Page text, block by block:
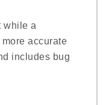
while a
accurate
includes bug